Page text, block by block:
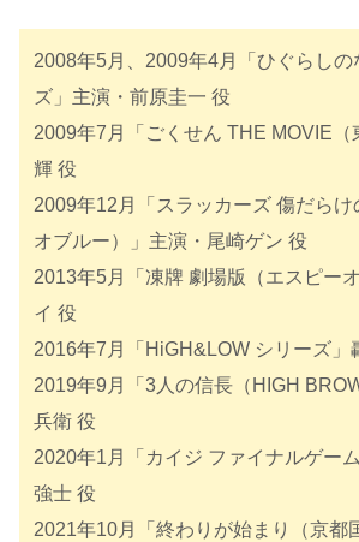
2008年5月、2009年4月「ひぐらしの
ズ」主演・前原圭一 役
2009年7月「ごくせん THE MOVIE（
輝 役
2009年12月「スラッカーズ 傷だらけ
オブルー）」主演・尾崎ゲン 役
2013年5月「凍牌 劇場版（エスピー
イ 役
2016年7月「HiGH&LOW シリーズ」
2019年9月「3人の信長（HIGH
兵衛 役
2020年1月「カイジ ファイナルゲー
強士 役
2021年10月「終わりが始まり（京都